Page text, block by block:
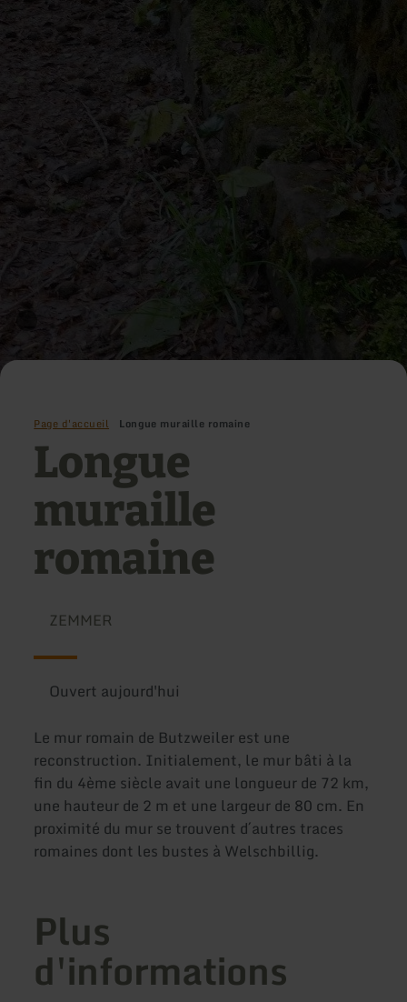
Page d'accueil Longue muraille romaine
Longue
muraille
romaine
ZEMMER
Ouvert aujourd'hui
Le mur romain de Butzweiler est une
reconstruction. Initialement, le mur bâti à la
fin du 4ème siècle avait une longueur de 72 km,
une hauteur de 2 m et une largeur de 80 cm. En
proximité du mur se trouvent d´autres traces
romaines dont les bustes à Welschbillig.
Plus
d'informations